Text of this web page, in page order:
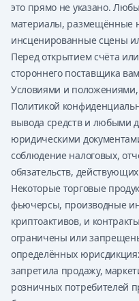
это прямо не указано.
материалы, размещённые
инсценированные сцены
Перед открытием счёта
стороннего поставщика
Условиями и
Политикой
вывода средств и любыми
юридическими
соблюдение налоговых,
обязательств,
Некоторые торговые
фьючерсы, производные
криптоактивов, и
ограничены или
определённых
запретила продажу,
розничных потребителей